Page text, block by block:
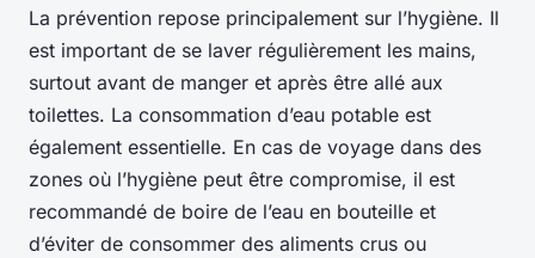
La prévention repose principalement sur l’hygiène. Il
est important de se laver régulièrement les mains,
surtout avant de manger et après être allé aux
toilettes. La consommation d’eau potable est
également essentielle. En cas de voyage dans des
zones où l’hygiène peut être compromise, il est
recommandé de boire de l’eau en bouteille et
d’éviter de consommer des aliments crus ou